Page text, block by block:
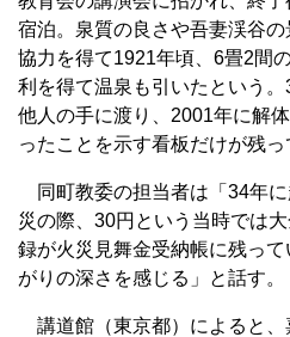
宿泊。泉質の良さや吾妻渓谷
協力を得て1921年頃、6畳2間
利を得て温泉も引いたという
他人の手に渡り、2001年に解
ったことを示す看板だけが残っ
同町教委の担当者は「34年
災の際、30円という当時では
録が火災見舞金受納帳に残っ
がりの深さを感じる」と話す。
講道館（東京都）によると、